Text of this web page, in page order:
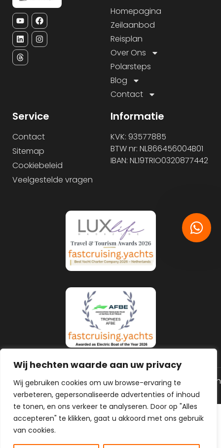
Wij hechten waarde aan uw privacy
Wij gebruiken cookies om uw browse-ervaring te
verbeteren, gepersonaliseerde advertenties of inhoud
te tonen, en ons verkeer te analyseren. Door op "Alles
accepteren" te klikken, gaat u akkoord met ons gebruik
van cookies.
Homepagina
Zeilaanbod
Reisplan
Over Ons
Polarsteps
Blog
Contact
Service
Contact
Sitemap
Cookiebeleid
Veelgestelde vragen
Informatie
KVK: 93577885
BTW nr: NL866456004B01
IBAN: NL19TRIO0320877442
© 2026 Alle rechten gereserveerdAlgemene voorwaarden
Privacy PolicyGemaakt door MHS Media